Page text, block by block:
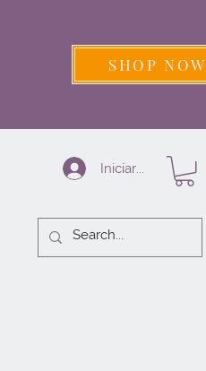
SHOP NOW
Iniciar sesión